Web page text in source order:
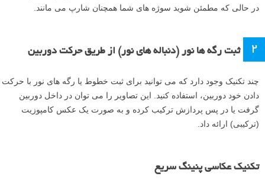
در حالی که مطمئن شوید سوژه های شما همچنان شارپ می مانند.
۲ ثبت رگه ها نور (دنباله های نور) از طریق حرکت دوربین
چند تکنیک وجود دارد که می توانید برای ثبت خطوط یا رگه های نور با حرکت
دادن خود دوربین، استفاده کنید. این تصاویر را می توان در داخل دوربین
گرفت یا در پس پردازش ترکیب کرده و به صورت یک عکس کامپوزیت
(ترکیبی) ارائه داد.
تکنیک عکاسی پنینگ سریع